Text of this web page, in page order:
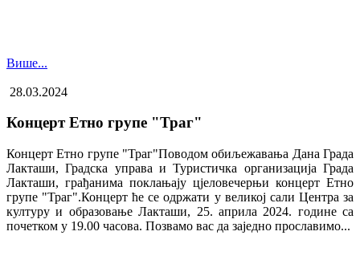
Више...
28.03.2024
Концерт Етно групе "Траг"
Концерт Етно групе "Траг"Поводом обиљежавања Дана Града
Лакташи, Градска управа и Туристичка организација Града
Лакташи, грађанима поклањају цјеловечерњи концерт Етно
групе "Траг".Концерт ће се одржати у великој сали Центра за
културу и образовање Лакташи, 25. априла 2024. године са
почетком у 19.00 часова. Позвамо вас да заједно прославимо...